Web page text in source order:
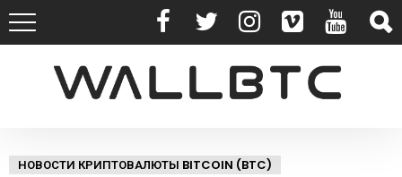
НОВОСТИ КРИПТОВАЛЮТЫ BITCOIN (BTC)